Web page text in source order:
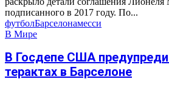
подписанного в 2017 году. По...
футболБарселонамесси
В Мире
В Госдепе США
терактах в Барселоне